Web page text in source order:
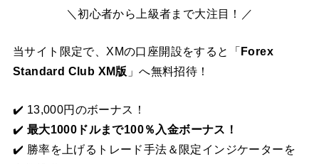
＼初心者から上級者まで大注目！／
当サイト限定で、XMの口座開設をすると「 Forex
Standard Club XM版 」へ無料招待！
✔️ 13,000円のボーナス！
✔️ 最大1000ドルまで100％入金ボーナス！
✔️ 勝率を上げるトレード手法＆限定インジケーターを